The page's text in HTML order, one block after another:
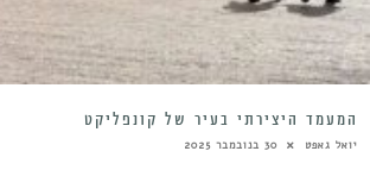
המעמד היצירתי בעיר של קונפליקט
יואל גאפט 30 בנובמבר 2025